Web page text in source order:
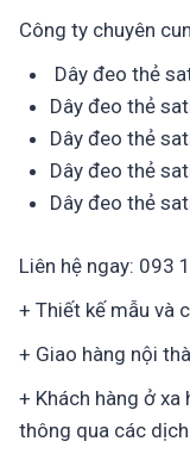
Công ty chuyên
Dây đeo thẻ
Dây đeo thẻ
Dây đeo thẻ
Dây đeo thẻ
Dây đeo thẻ
Liên hệ ngay: 093
+ Thiết kế mẫu và
+ Giao hàng nội
+ Khách hàng ở
thông qua các